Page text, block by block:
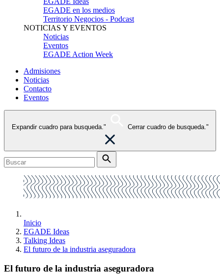
EGADE en los medios
Territorio Negocios - Podcast
NOTICIAS Y EVENTOS
Noticias
Eventos
EGADE Action Week
Admisiones
Noticias
Contacto
Eventos
Expandir cuadro para busqueda." Cerrar cuadro de busqueda."
Inicio
EGADE Ideas
Talking Ideas
El futuro de la industria aseguradora
El futuro de la industria aseguradora